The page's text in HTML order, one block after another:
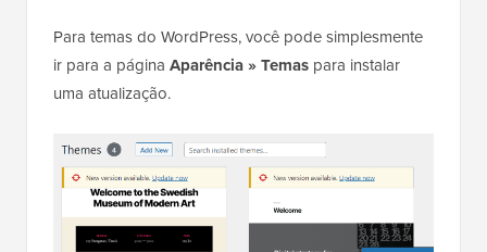
Para temas do WordPress, você pode simplesmente
ir para a página Aparência » Temas para instalar
uma atualização.